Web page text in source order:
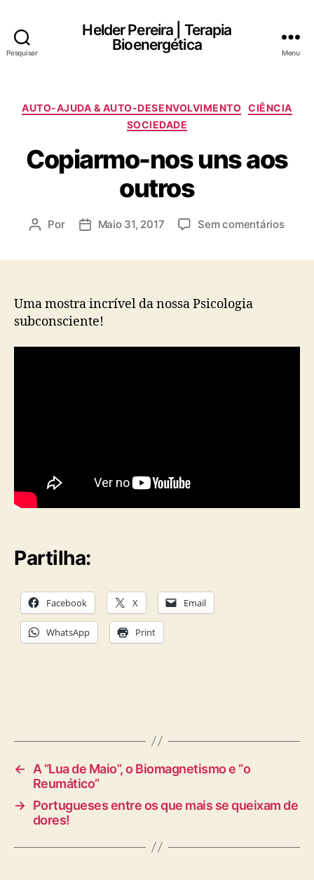
Pesquisar
Helder Pereira | Terapia
Bioenergética
Menu
Categorias
AUTO-AJUDA & AUTO-DESENVOLVIMENTO CIÊNCIA
SOCIEDADE
Copiarmo-nos uns aos
outros
Autor
Por
DataMaio 31, 2017 Sem comentáriosem
Uma mostra incrível da nossa Psicologia
subconsciente!
Partilha:
Facebook X Email
WhatsApp Print
←
A “Lua de Maio”, o Biomagnetismo e “o
Reumático”
→ Portugueses entre os que mais se queixam de
dores!